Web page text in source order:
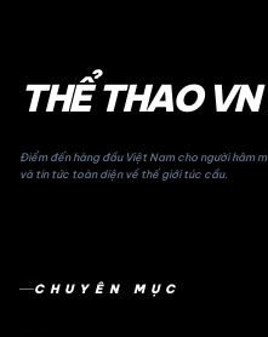
THỂ THAO VN
Điểm đến hàng đầu Việt Nam cho người hâm
và tin tức toàn diện về thế giới túc cầu.
CHUYÊN MỤC